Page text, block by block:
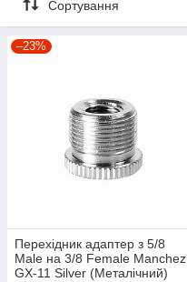
Сортування
–23%
Перехідник адаптер з 5/8
Male на 3/8 Female Manchez
GX-11 Silver (Металічний)